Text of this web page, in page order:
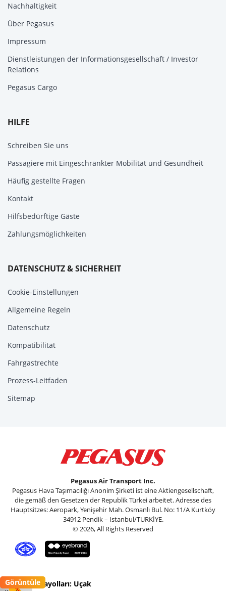
Nachhaltigkeit
Über Pegasus
Impressum
Dienstleistungen der Informationsgesellschaft / Investor
Relations
Pegasus Cargo
HILFE
Schreiben Sie uns
Passagiere mit Eingeschränkter Mobilität und Gesundheit
Häufig gestellte Fragen
Kontakt
Hilfsbedürftige Gäste
Zahlungsmöglichkeiten
DATENSCHUTZ & SICHERHEIT
Cookie-Einstellungen
Allgemeine Regeln
Datenschutz
Kompatibilität
Fahrgastrechte
Prozess-Leitfaden
Sitemap
Pegasus Air Transport Inc.
Pegasus Hava Taşımacılığı Anonim Şirketi ist eine Aktiengesellschaft,
die gemäß den Gesetzen der Republik Türkei arbeitet. Adresse des
Hauptsitzes: Aeropark, Yenişehir Mah. Osmanlı Bul. No: 11/A Kurtköy
34912 Pendik – Istanbul/TURKİYE.
© 2026, All Rights Reserved
Pegasus Havayolları: Uçak
Görüntüle